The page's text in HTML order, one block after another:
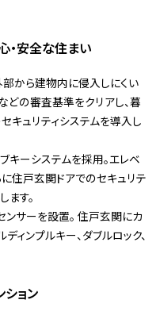
・安全な住まい
から建物内に侵入しにくい
の審査基準をクリアし、暮
ュリティシステムを導入し
キーシステムを採用。エレベ
住戸玄関ドアでのセキュリテ
す。
サーを設置。 住戸玄関にカ
ィンプルキー、ダブルロック、
ョン